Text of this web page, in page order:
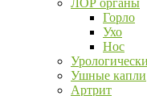
ЛОР органы
Горло
Ухо
Нос
Ушные капли
Артрит